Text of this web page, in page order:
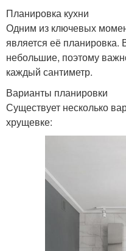
Планировка кухни
Одним из ключевых
является её планировка.
небольшие, поэтому
каждый сантиметр.
Варианты планировки
Существует несколько
хрущевке: